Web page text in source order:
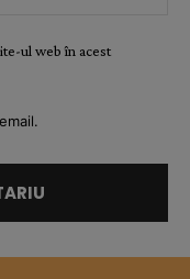
ul web în acest